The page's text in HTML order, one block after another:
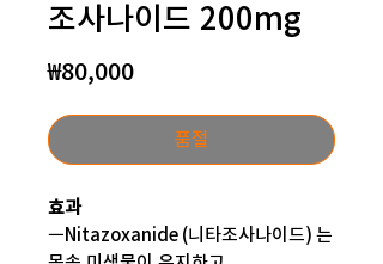
조사나이드 200mg
₩80,000가
품절
효과
ㅡNitazoxanide (니타조사나이드) 는